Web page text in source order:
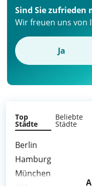
Sind Sie zufrieden
Wir freuen uns von
Ja
Top
Städte
Beliebte
Städte
Berlin
Hamburg
München